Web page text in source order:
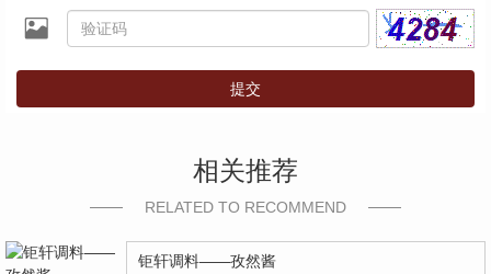
提交
相关推荐
RELATED TO RECOMMEND
钜轩调料——孜然酱